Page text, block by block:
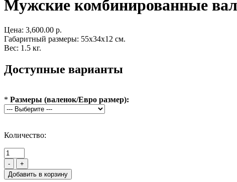
Мужские комбинированные
Цена: 3,600.00 р.
Габаритный размеры: 55x34x12 см.
Вес: 1.5 кг.
Доступные варианты
* Размеры (валенок/Евро размер):
Количество:
- +